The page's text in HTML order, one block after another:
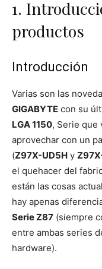
1.
productos
Introducción
Varias son las
GIGABYTE con su
LGA 1150, Serie que
aprovechar con un
(Z97X-UD5H y
el quehacer del
están las cosas
hay apenas
Serie Z87 (siempre
entre ambas series
hardware).